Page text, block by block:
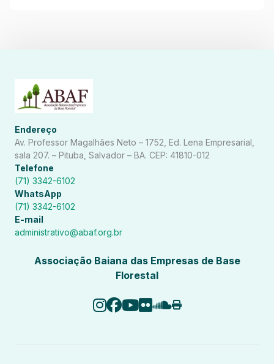
Endereço
Av. Professor Magalhães Neto – 1752, Ed. Lena Empresarial,
sala 207. – Pituba, Salvador – BA. CEP: 41810-012
Telefone
(71) 3342-6102
WhatsApp
(71) 3342-6102
E-mail
administrativo@abaf.org.br
Associação Baiana das Empresas de Base
Florestal